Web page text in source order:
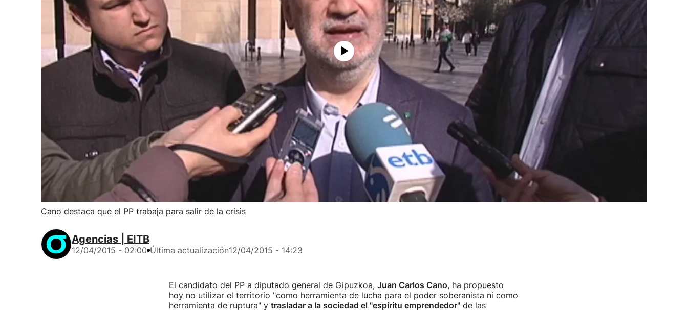
Cano destaca que el PP trabaja para salir de la crisis
Agencias | EITB
12/04/2015 - 02:00 Última actualización12/04/2015 - 14:23
El candidato del PP a diputado general de Gipuzkoa, Juan Carlos Cano, ha propuesto
hoy no utilizar el territorio "como herramienta de lucha para el poder soberanista ni como
herramienta de ruptura" y trasladar a la sociedad el "espíritu emprendedor"de las